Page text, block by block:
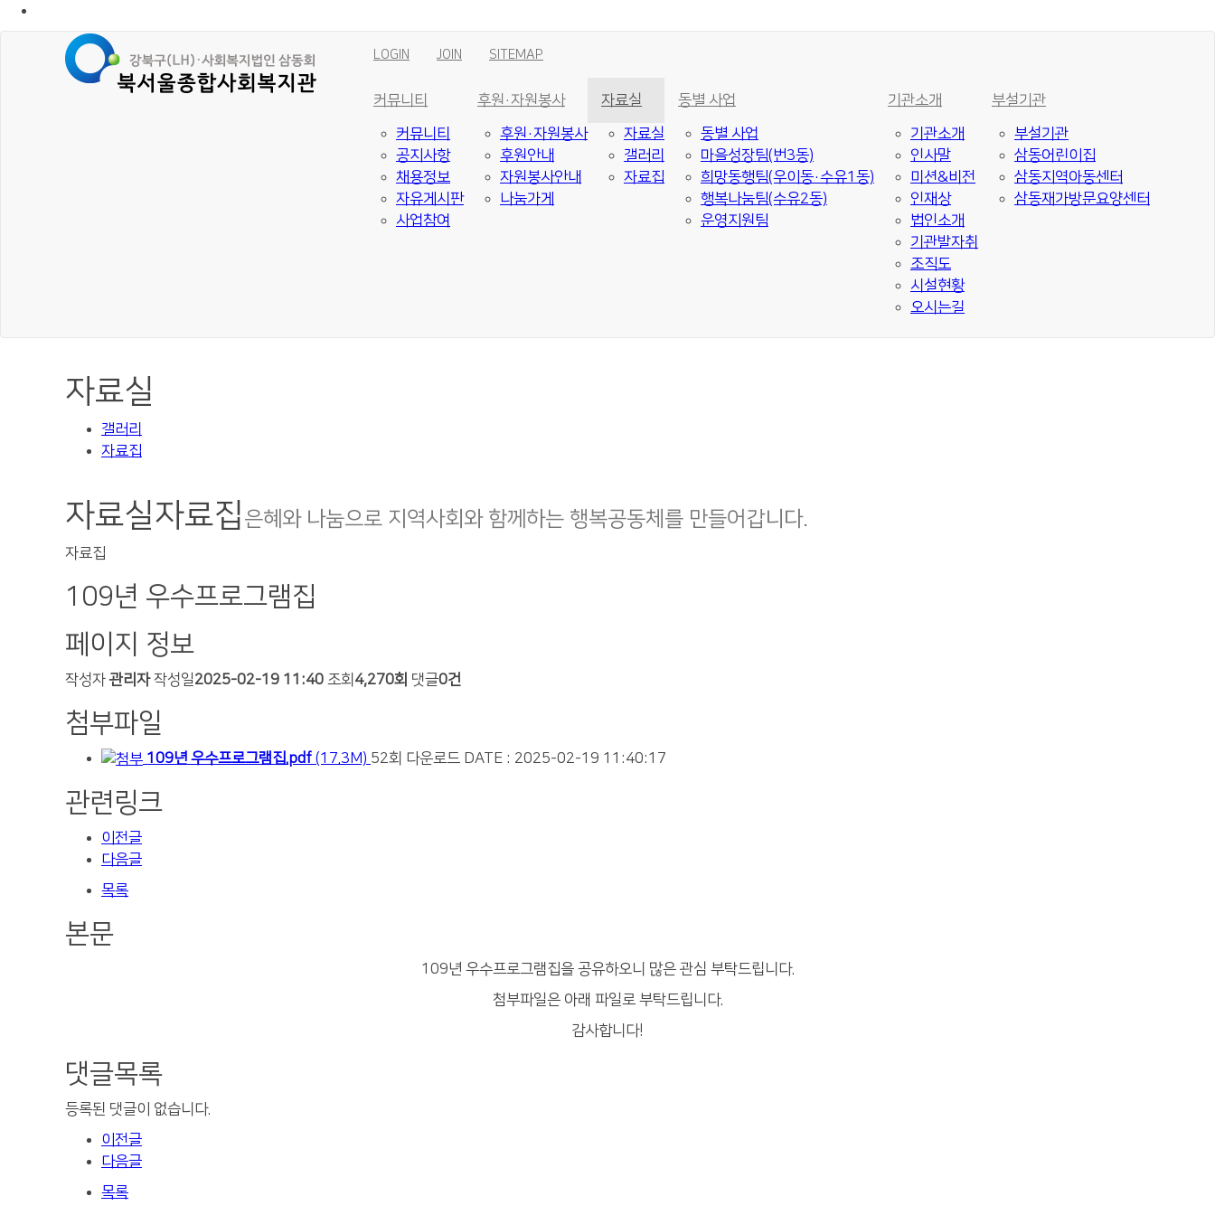
LOGIN JOIN SITEMAP
커뮤니티
커뮤니티
공지사항
채용정보
자유게시판
사업참여
후원·자원봉사
후원·자원봉사
후원안내
자원봉사안내
나눔가게
자료실
자료실
갤러리
자료집
동별 사업
동별 사업
마을성장팀(번3동)
희망동행팀(우이동·수유1동)
행복나눔팀(수유2동)
운영지원팀
기관소개
기관소개
인사말
미션&비전
인재상
법인소개
기관발자취
조직도
시설현황
오시는길
부설기관
부설기관
삼동어린이집
삼동지역아동센터
삼동재가방문요양센터
자료실
갤러리
자료집
자료실자료집은혜와 나눔으로 지역사회와 함께하는 행복공동체를 만들어갑니다.
자료집
109년 우수프로그램집
페이지 정보
작성자 관리자 작성일2025-02-19 11:40 조회 4,270회 댓글0건
첨부파일
109년 우수프로그램집.pdf (17.3M) 52회 다운로드 DATE : 2025-02-19 11:40:17
관련링크
이전글
다음글
목록
본문
109년 우수프로그램집을 공유하오니 많은 관심 부탁드립니다.
첨부파일은 아래 파일로 부탁드립니다.
감사합니다!
댓글목록
등록된 댓글이 없습니다.
이전글
다음글
목록